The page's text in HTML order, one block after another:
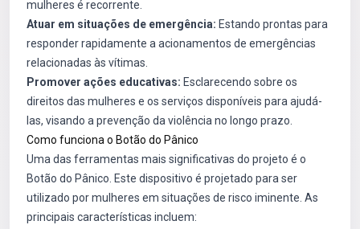
mulheres é recorrente.
Atuar em situações de emergência: Estando prontas para
responder rapidamente a acionamentos de emergências
relacionadas às vítimas.
Promover ações educativas: Esclarecendo sobre os
direitos das mulheres e os serviços disponíveis para ajudá-
las, visando a prevenção da violência no longo prazo.
Como funciona o Botão do Pânico
Uma das ferramentas mais significativas do projeto é o
Botão do Pânico. Este dispositivo é projetado para ser
utilizado por mulheres em situações de risco iminente. As
principais características incluem: